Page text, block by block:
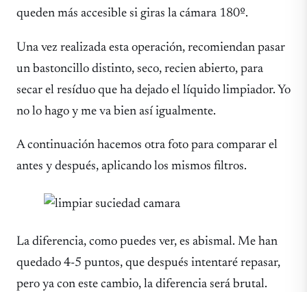
queden más accesible si giras la cámara 180º.
Una vez realizada esta operación, recomiendan pasar
un bastoncillo distinto, seco, recien abierto, para
secar el resíduo que ha dejado el líquido limpiador. Yo
no lo hago y me va bien así igualmente.
A continuación hacemos otra foto para comparar el
antes y después, aplicando los mismos filtros.
La diferencia, como puedes ver, es abismal. Me han
quedado 4-5 puntos, que después intentaré repasar,
pero ya con este cambio, la diferencia será brutal.